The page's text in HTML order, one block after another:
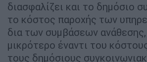
διασφαλίζει και το δημόσιο
το κόστος παροχής των
δια των συμβάσεων ανάθεσης,
μικρότερο έναντι του
τους δημόσιους